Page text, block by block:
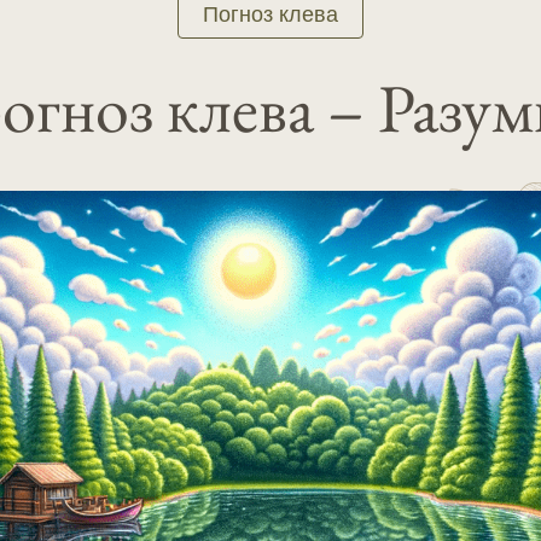
Погноз клева
клева –